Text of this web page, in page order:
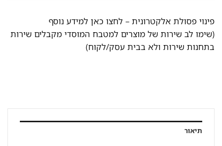
פינוי פסולת אלקטרונית –לחצו כאן למידע נוסף
(שימו לב שירות של מוצרים למטבח המוסדי מקבלים שירות
בתחנות שירות ולא בבית עסק/לקוח)
תיאור